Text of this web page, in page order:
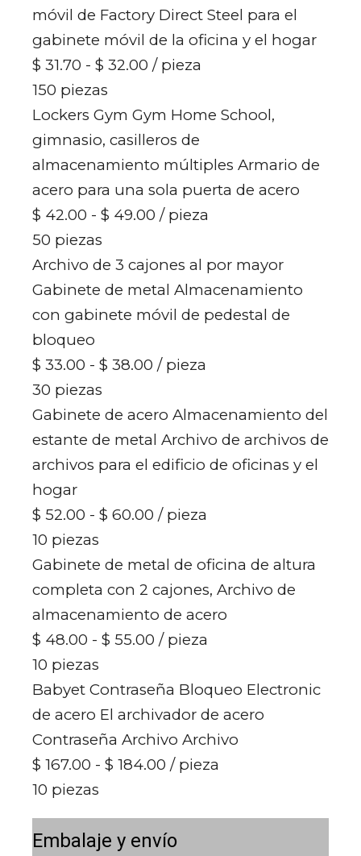
móvil de Factory Direct Steel para el
gabinete móvil de la oficina y el hogar
$ 31.70 - $ 32.00 / pieza
150 piezas
Lockers Gym Gym Home School,
gimnasio, casilleros de
almacenamiento múltiples Armario de
acero para una sola puerta de acero
$ 42.00 - $ 49.00 / pieza
50 piezas
Archivo de 3 cajones al por mayor
Gabinete de metal Almacenamiento
con gabinete móvil de pedestal de
bloqueo
$ 33.00 - $ 38.00 / pieza
30 piezas
Gabinete de acero Almacenamiento del
estante de metal Archivo de archivos de
archivos para el edificio de oficinas y el
hogar
$ 52.00 - $ 60.00 / pieza
10 piezas
Gabinete de metal de oficina de altura
completa con 2 cajones, Archivo de
almacenamiento de acero
$ 48.00 - $ 55.00 / pieza
10 piezas
Babyet Contraseña Bloqueo Electronic
de acero El archivador de acero
Contraseña Archivo Archivo
$ 167.00 - $ 184.00 / pieza
10 piezas
Embalaje y envío